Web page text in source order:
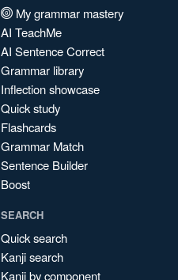
My grammar mastery
AI TeachMe
AI Sentence Correct
Grammar library
Inflection showcase
Quick study
Flashcards
Grammar Match
Sentence Builder
Boost
SEARCH
Quick search
Kanji search
Kanji by component